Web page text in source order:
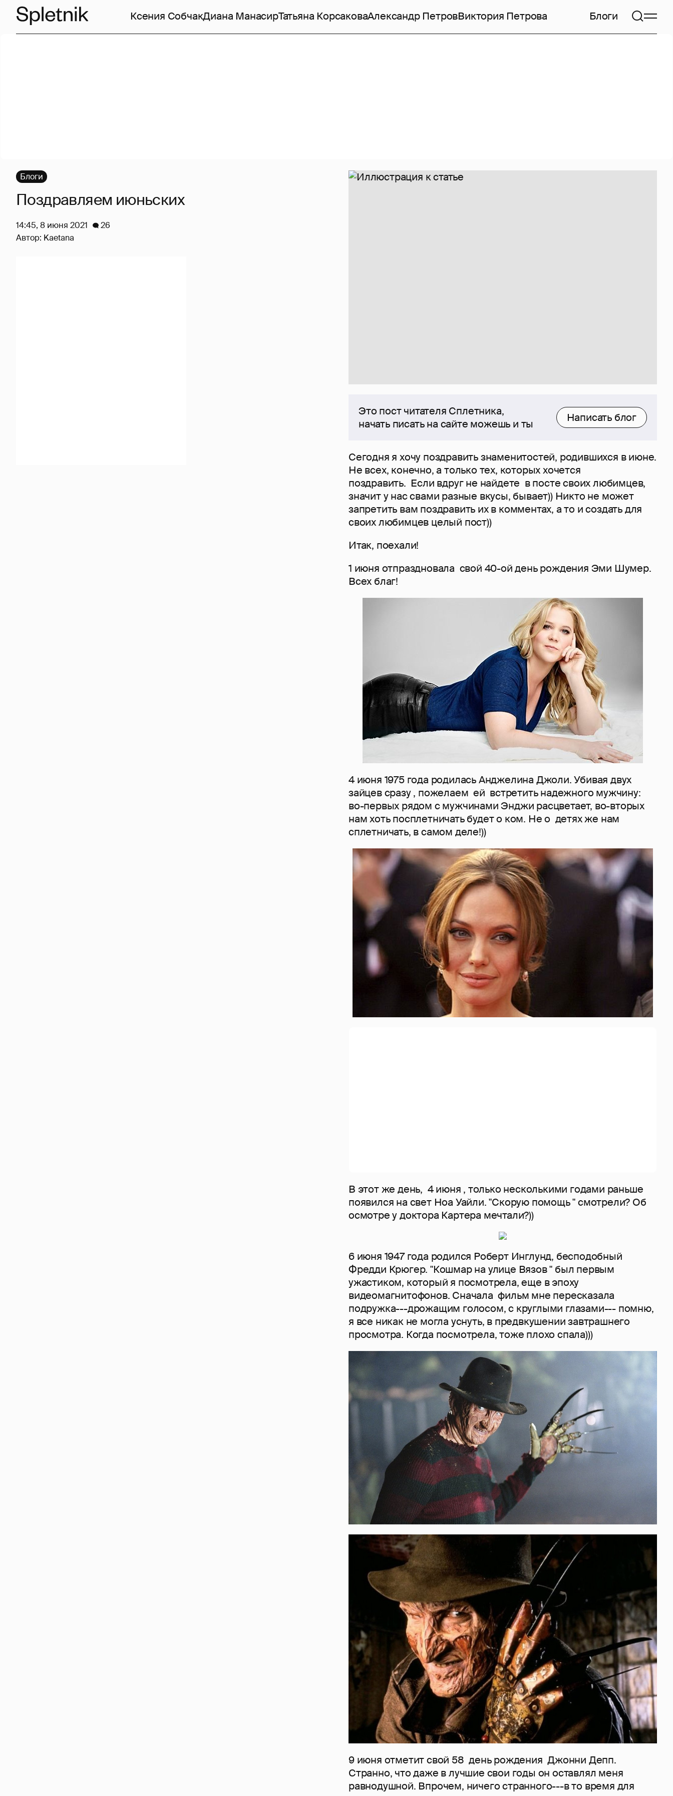
Ксения СобчакДиана МанасирТатьяна КорсаковаАлександр ПетровВиктория Петрова Блоги
Это пост читателя Сплетника,
начать писать на сайте можешь и ты
Написать блог
Сегодня я хочу поздравить знаменитостей, родившихся в июне.
Не всех, конечно, а только тех, которых хочется
поздравить. Если вдруг не найдете в посте своих любимцев,
значит у нас свами разные вкусы, бывает)) Никто не может
запретить вам поздравить их в комментах, а то и создать для
своих любимцев целый пост))
Итак, поехали!
1 июня отпраздновала свой 40-ой день рождения Эми Шумер.
Всех благ!
4 июня 1975 года родилась Анджелина Джоли. Убивая двух
зайцев сразу , пожелаем ей встретить надежного мужчину:
во-первых рядом с мужчинами Энджи расцветает, во-вторых
нам хоть посплетничать будет о ком. Не о детях же нам
сплетничать, в самом деле!))
В этот же день, 4 июня , только несколькими годами раньше
появился на свет Ноа Уайли. "Скорую помощь " смотрели? Об
осмотре у доктора Картера мечтали?))
6 июня 1947 года родился Роберт Инглунд, бесподобный
Фредди Крюгер. "Кошмар на улице Вязов " был первым
ужастиком, который я посмотрела, еще в эпоху
видеомагнитофонов. Сначала фильм мне пересказала
подружка---дрожащим голосом, с круглыми глазами--- помню,
я все никак не могла уснуть, в предвкушении завтрашнего
просмотра. Когда посмотрела, тоже плохо спала)))
9 июня отметит свой 58 день рождения Джонни Депп.
Странно, что даже в лучшие свои годы он оставлял меня
равнодушной. Впрочем, ничего странного---в то время для
Блоги
Поздравляем июньских
14:45, 8 июня 2021
26
Автор: Kaetana